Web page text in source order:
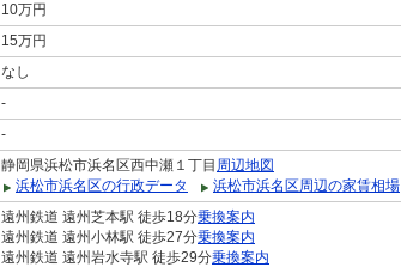
10万円
15万円
なし
-
-
静岡県浜松市浜名区西中瀬１丁目 周辺地図
浜松市浜名区の行政データ
浜松市浜名区周辺の家賃相場
遠州鉄道 遠州芝本駅 徒歩18分乗換案内
遠州鉄道 遠州小林駅 徒歩27分乗換案内
遠州鉄道 遠州岩水寺駅 徒歩29分乗換案内